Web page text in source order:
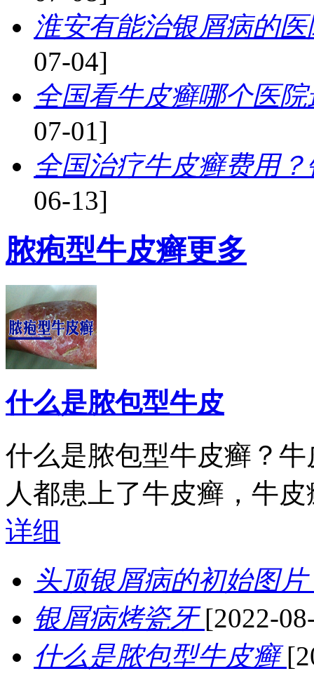
淮安有能治银屑病的
07-04]
全国看牛皮癣哪个医
07-01]
全国治疗牛皮癣费用
06-13]
脓疱型牛皮癣更多
什么是脓包型牛皮
什么是脓包型牛皮癣？
人都患上了牛皮癣，牛
详细
头顶银屑病的初始图片
银屑病烤瓷牙[2022-
什么是脓包型牛皮癣